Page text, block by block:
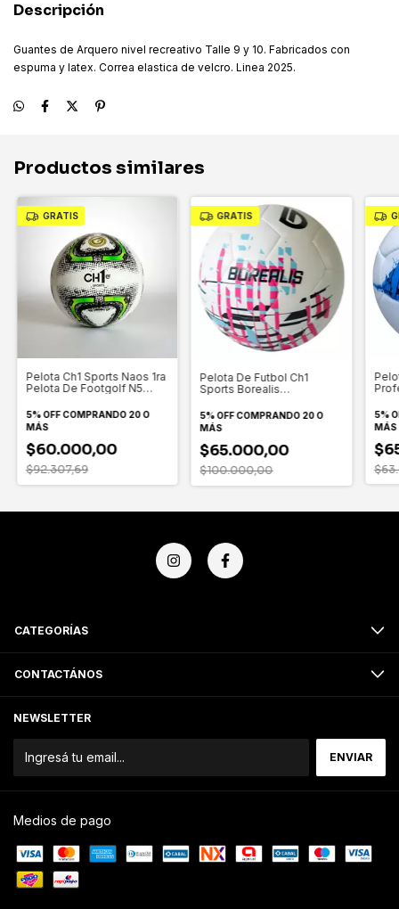
Descripción
Guantes de Arquero nivel recreativo Talle 9 y 10. Fabricados con
espuma y latex. Correa elastica de velcro. Linea 2025.
Productos similares
GRATIS
Pelota Ch1 Sports Naos 1ra
Pelota De Footgolf N5
5% OFFCOMPRANDO 20 O
MÁS
$60.000,00
$92.307,69
GRATIS
Pelota De Futbol Ch1
Sports Borealis
Rosa
5% OFFCOMPRANDO 20 O
MÁS
$65.000,00
$100.000,00
5%
MÁS
CATEGORÍAS
CONTACTÁNOS
NEWSLETTER
Medios de pago